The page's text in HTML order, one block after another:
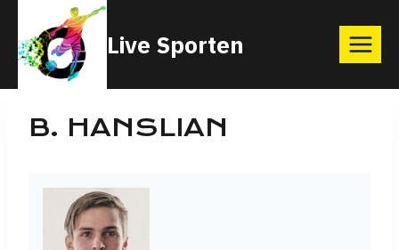
content
Live Sporten
B. HANSLIAN